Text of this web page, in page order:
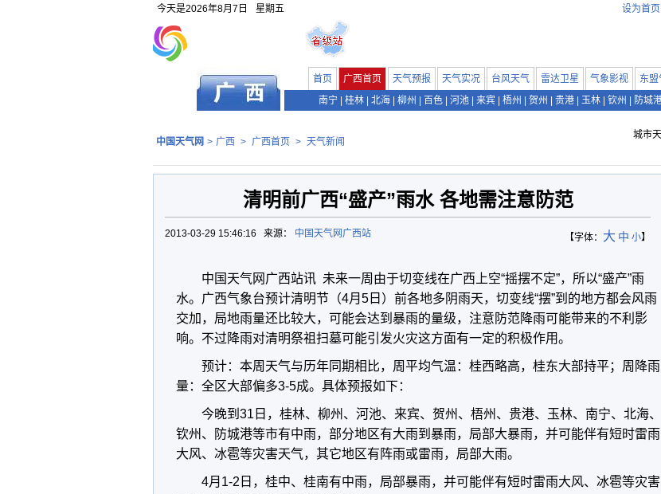
今天是2026年8月7日 星期五 设为首页
首页 广西首页 天气预报 天气实况 台风天气 雷达卫星 气象影视 东盟
南宁
桂林 北海 柳州 百色 河池 来宾 梧州 贺州 贵港 玉林 钦州 防城
中国天气网 > 广西 > 广西首页 > 天气新闻
城市
清明前广西“盛产”雨水 各地需注意防范
【字体： 大 中 小】
2013-03-29 15:46:16 来源： 中国天气网广西站
中国天气网广西站讯 未来一周由于切变线在广西上空“摇摆不定”，所以“盛产”雨
水。广西气象台预计清明节（4月5日）前各地多阴雨天，切变线“摆”到的地方都会风雨
交加，局地雨量还比较大，可能会达到暴雨的量级，注意防范降雨可能带来的不利影
响。不过降雨对清明祭祖扫墓可能引发火灾这方面有一定的积极作用。
预计：本周天气与历年同期相比，周平均气温：桂西略高，桂东大部持平；周降雨
量：全区大部偏多3-5成。具体预报如下：
今晚到31日，桂林、柳州、河池、来宾、贺州、梧州、贵港、玉林、南宁、北海、
钦州、防城港等市有中雨，部分地区有大雨到暴雨，局部大暴雨，并可能伴有短时雷雨
大风、冰雹等灾害天气，其它地区有阵雨或雷雨，局部大雨。
4月1-2日，桂中、桂南有中雨，局部暴雨，并可能伴有短时雷雨大风、冰雹等灾害